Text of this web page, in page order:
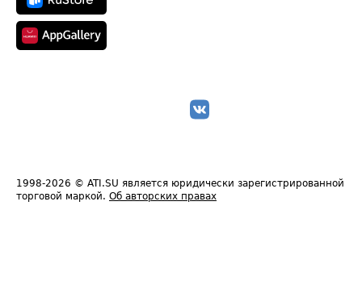
1998-2026 © ATI.SU является юридически зарегистрированной
торговой маркой. Об авторских правах